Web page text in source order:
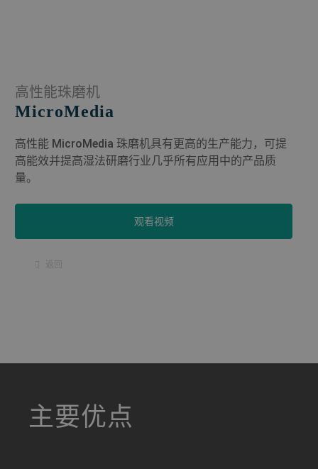
高性能珠磨机
MicroMedia
高性能 MicroMedia 珠磨机具有更高的生产能力，可提
高能效并提高湿法研磨行业几乎所有应用中的产品质
量。
观看视频
返回
a decorative background image
主要优点